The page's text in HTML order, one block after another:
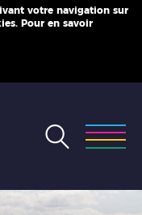
votre navigation sur
Pour en savoir